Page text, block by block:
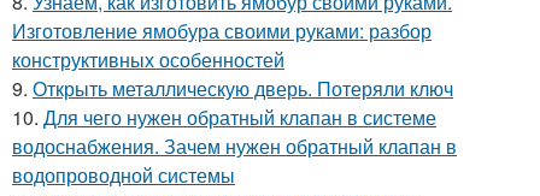
Изготовление ямобура своими руками: разбор
конструктивных особенностей
9. Открыть металлическую дверь. Потеряли ключ
10. Для чего нужен обратный клапан в системе
водоснабжения. Зачем нужен обратный клапан в
водопроводной системы